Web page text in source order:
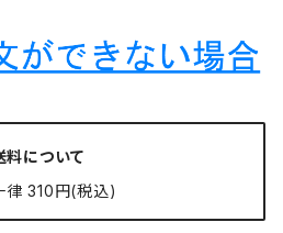
料について
律 310円(税込)